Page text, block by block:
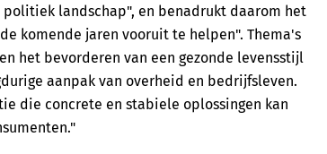
politiek landschap", en benadrukt daarom het
komende jaren vooruit te helpen". Thema's
het bevorderen van een gezonde levensstijl
aanpak van overheid en bedrijfsleven.
die concrete en stabiele oplossingen kan